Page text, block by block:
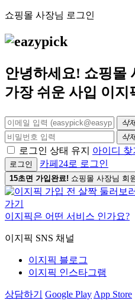
쇼핑몰 사장님 로그인
안녕하세요! 쇼핑몰
가장 쉬운 사입 이지
삭
삭
로그인 상태 유지 아이디 찾
로그인 카페24로 로그인
15초면 가입완료! 쇼핑몰 사장님 회
이지픽은 어떤 서비스 인가요?
이지픽 SNS 채널
이지픽 블로그
이지픽 인스타그램
상담하기 Google Play App Store